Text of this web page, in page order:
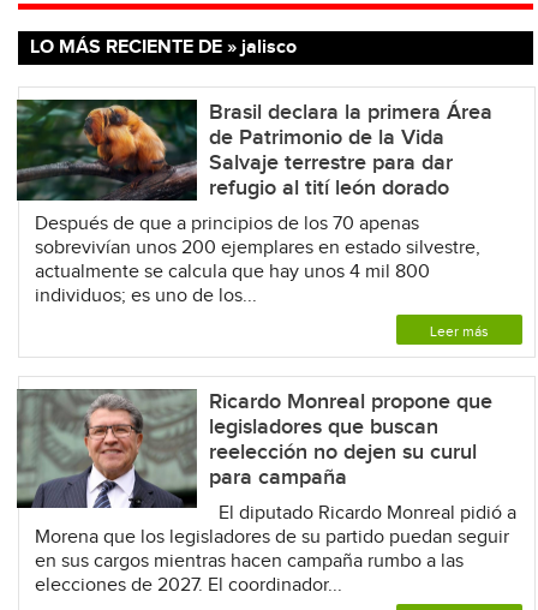
LO MÁS RECIENTE DE » jalisco
Brasil declara la primera Área
de Patrimonio de la Vida
Salvaje terrestre para dar
refugio al tití león dorado
Después de que a principios de los 70 apenas
sobrevivían unos 200 ejemplares en estado silvestre,
actualmente se calcula que hay unos 4 mil 800
individuos; es uno de los...
Leer más
Ricardo Monreal propone que
legisladores que buscan
reelección no dejen su curul
para campaña
El diputado Ricardo Monreal pidió a
Morena que los legisladores de su partido puedan seguir
en sus cargos mientras hacen campaña rumbo a las
elecciones de 2027. El coordinador...